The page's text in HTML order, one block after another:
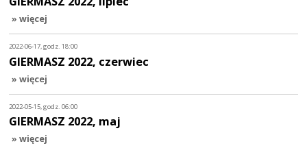
» więcej
2022-06-17, godz. 18:00
GIERMASZ 2022, czerwiec
» więcej
2022-05-15, godz. 06:00
GIERMASZ 2022, maj
» więcej